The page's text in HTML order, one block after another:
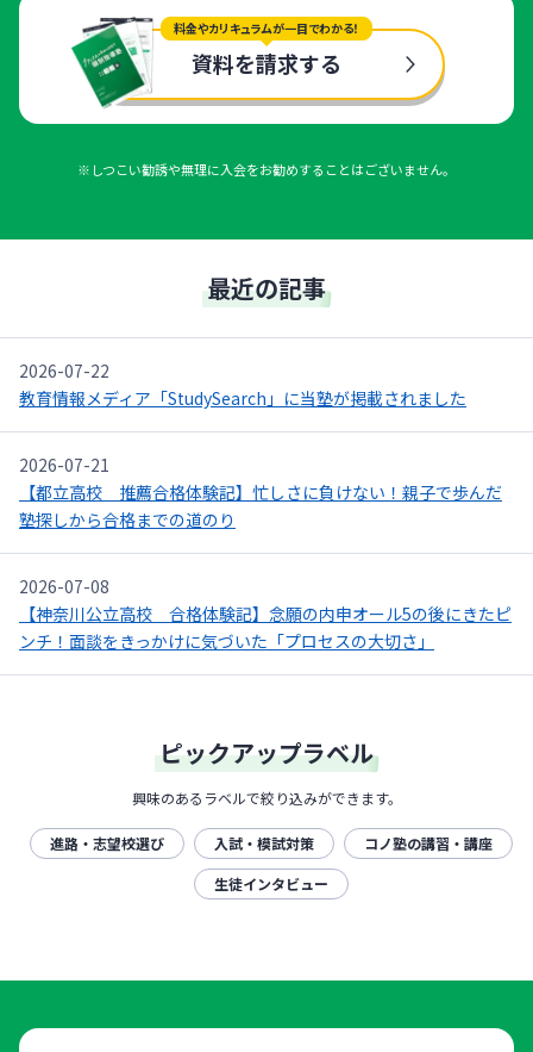
料金やカリキュラムが一目でわかる！
資料を請求する
※しつこい勧誘や無理に入会をお勧めすることはございません。
最近の記事
2026-07-22
教育情報メディア「StudySearch」に当塾が掲載されました
2026-07-21
【都立高校 推薦合格体験記】忙しさに負けない！親子で歩んだ
塾探しから合格までの道のり
2026-07-08
【神奈川公立高校 合格体験記】念願の内申オール5の後にきたピ
ンチ！面談をきっかけに気づいた「プロセスの大切さ」
ピックアップラベル
興味のあるラベルで絞り込みができます。
進路・志望校選び 入試・模試対策
コノ塾の講習・講座
生徒インタビュー